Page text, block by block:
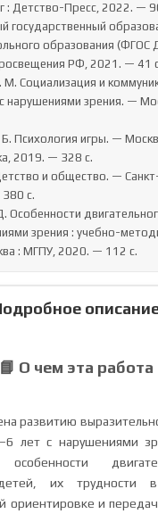
: Детство-Пресс, 2022. —
образования (ФГОС
РФ, 2021. — 41
нарушениями зрения. —
2019. — 328 с.
с.
зрения : учебно-
: МГПУ, 2020. — 112 с.
📘 О чем эта работа
развитию
лет с нарушениями
их трудности в
ориентировке и